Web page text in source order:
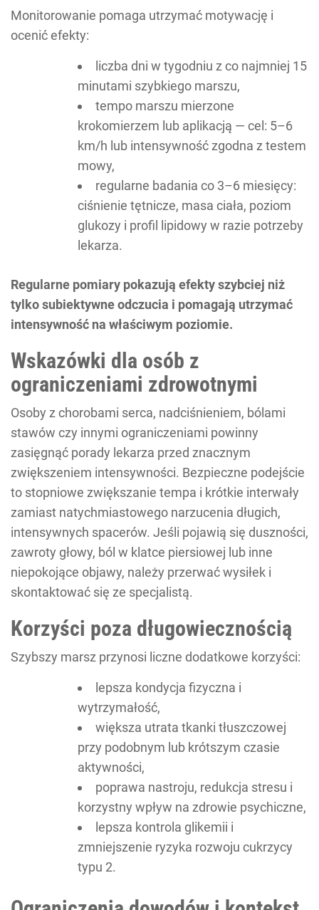
Monitorowanie pomaga utrzymać motywację i
ocenić efekty:
liczba dni w tygodniu z co najmniej 15
minutami szybkiego marszu,
tempo marszu mierzone
krokomierzem lub aplikacją — cel: 5–6
km/h lub intensywność zgodna z testem
mowy,
regularne badania co 3–6 miesięcy:
ciśnienie tętnicze, masa ciała, poziom
glukozy i profil lipidowy w razie potrzeby
lekarza.
Regularne pomiary pokazują efekty szybciej niż
tylko subiektywne odczucia i pomagają utrzymać
intensywność na właściwym poziomie.
Wskazówki dla osób z
ograniczeniami zdrowotnymi
Osoby z chorobami serca, nadciśnieniem, bólami
stawów czy innymi ograniczeniami powinny
zasięgnąć porady lekarza przed znacznym
zwiększeniem intensywności. Bezpieczne podejście
to stopniowe zwiększanie tempa i krótkie interwały
zamiast natychmiastowego narzucenia długich,
intensywnych spacerów. Jeśli pojawią się duszności,
zawroty głowy, ból w klatce piersiowej lub inne
niepokojące objawy, należy przerwać wysiłek i
skontaktować się ze specjalistą.
Korzyści poza długowiecznością
Szybszy marsz przynosi liczne dodatkowe korzyści:
lepsza kondycja fizyczna i
wytrzymałość,
większa utrata tkanki tłuszczowej
przy podobnym lub krótszym czasie
aktywności,
poprawa nastroju, redukcja stresu i
korzystny wpływ na zdrowie psychiczne,
lepsza kontrola glikemii i
zmniejszenie ryzyka rozwoju cukrzycy
typu 2.